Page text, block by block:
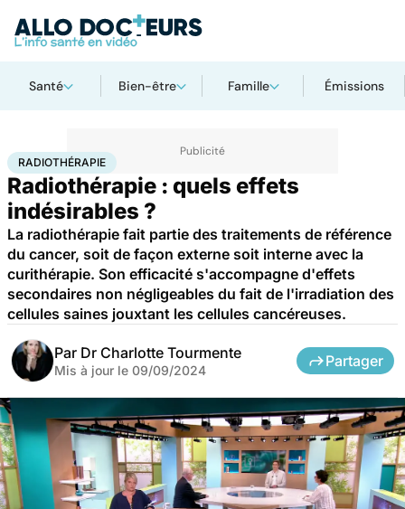
Santé Bien-être Famille Émissions
AccueilSantéMaladies Radiothérapie
RADIOTHÉRAPIE
Radiothérapie : quels effets
indésirables ?
La radiothérapie fait partie des traitements de référence
du cancer, soit de façon externe soit interne avec la
curithérapie. Son efficacité s'accompagne d'effets
secondaires non négligeables du fait de l'irradiation des
cellules saines jouxtant les cellules cancéreuses.
Par Dr Charlotte Tourmente
Mis à jour le 09/09/2024
Partager